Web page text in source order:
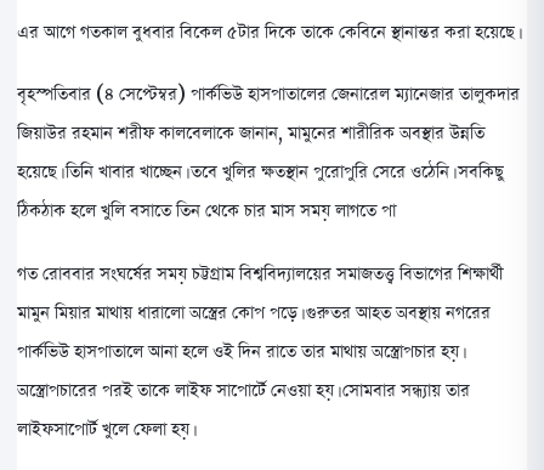
এর আগে গতকাল বুধবার বিকেল ৫টার দিকে তাকে কেবিনে স্থানান্তর করা হয়েছে।
বৃহস্পতিবার (৪ সেপ্টেম্বর) পার্কভিউ হাসপাতালের জেনারেল ম্যানেজার তালুকদার
জিয়াউর রহমান শরীফ কালবেলাকে জানান, মামুনের শারীরিক অবস্থার উন্নতি
হয়েছে। তিনি খাবার খাচ্ছেন। তবে খুলির ক্ষতস্থান পুরোপুরি সেরে ওঠেনি। সবকিছু
ঠিকঠাক হলে খুলি বসাতে তিন থেকে চার মাস সময় লাগতে পা
গত রোববার সংঘর্ষের সময় চট্টগ্রাম বিশ্ববিদ্যালয়ের সমাজতত্ত্ব বিভাগের শিক্ষার্থী
মামুন মিয়ার মাথায় ধারালো অস্ত্রের কোপ পড়ে। গুরুতর আহত অবস্থায় নগরের
পার্কভিউ হাসপাতালে আনা হলে ওই দিন রাতে তার মাথায় অস্ত্রোপচার হয়।
অস্ত্রোপচারের পরই তাকে লাইফ সাপোর্টে নেওয়া হয়। সোমবার সন্ধ্যায় তার
লাইফসাপোর্ট খুলে ফেলা হয়।